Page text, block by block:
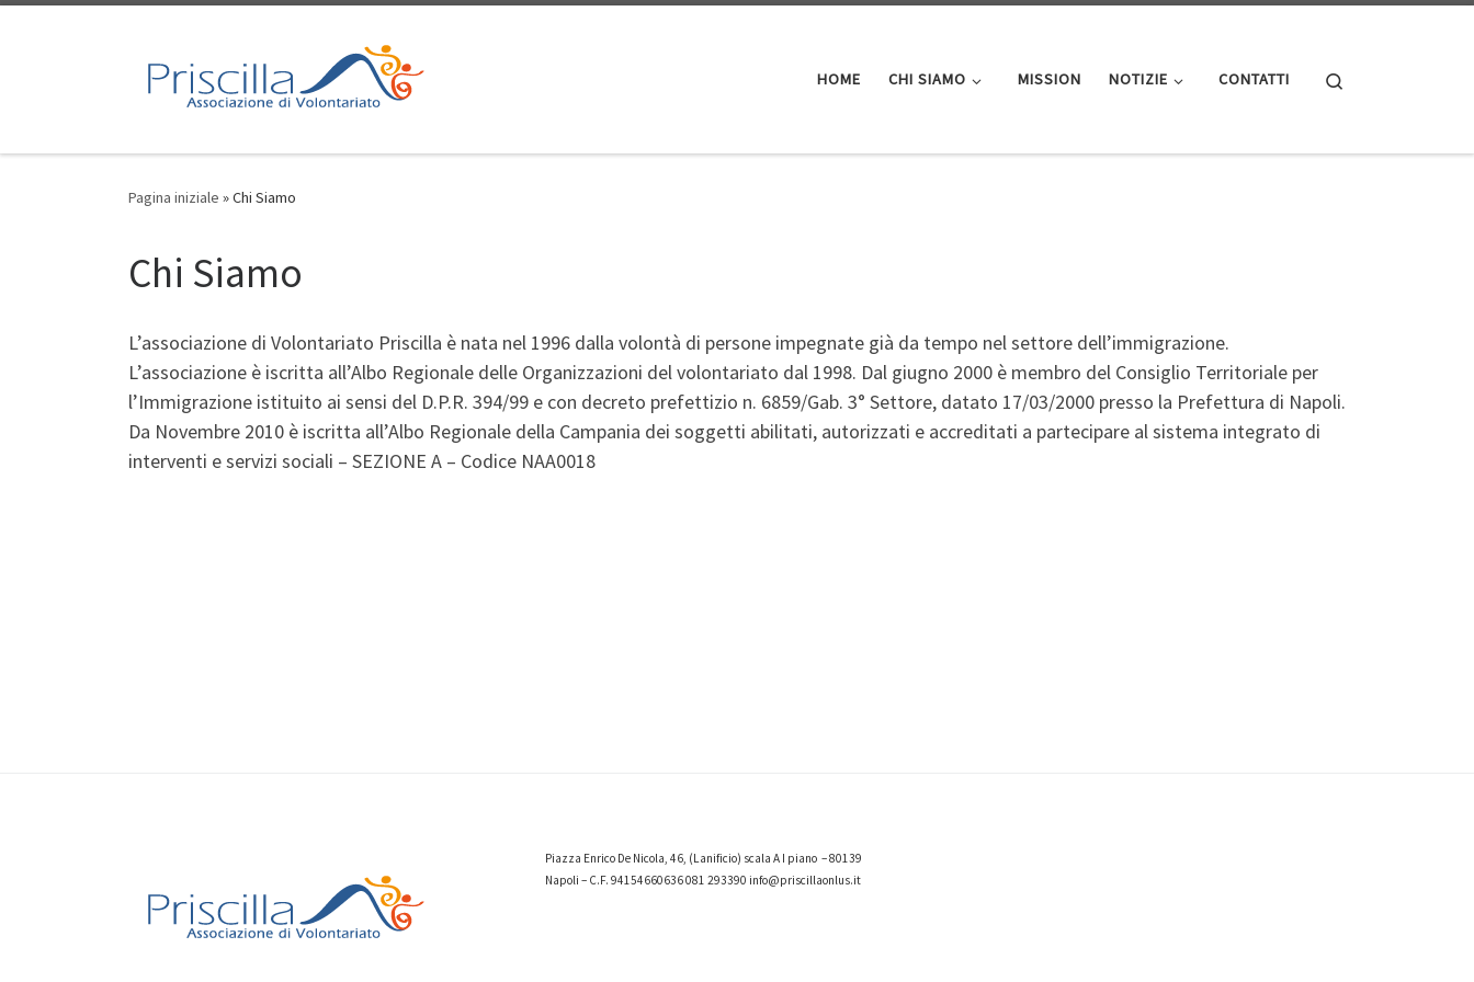
HOME CHI SIAMO MISSION NOTIZIE CONTATTI
Pagina iniziale »Chi Siamo
Chi Siamo
L’associazione di Volontariato Priscilla è nata nel 1996 dalla volontà di persone impegnate già da tempo nel settore dell’immigrazione.
L’associazione è iscritta all’Albo Regionale delle Organizzazioni del volontariato dal 1998. Dal giugno 2000 è membro del Consiglio Territoriale per
l’Immigrazione istituito ai sensi del D.P.R. 394/99 e con decreto prefettizio n. 6859/Gab. 3° Settore, datato 17/03/2000 presso la Prefettura di Napoli.
Da Novembre 2010 è iscritta all’Albo Regionale della Campania dei soggetti abilitati, autorizzati e accreditati a partecipare al sistema integrato di
interventi e servizi sociali – SEZIONE A – Codice NAA0018
Piazza Enrico De Nicola, 46, (Lanificio) scala A I piano – 80139
Napoli – C.F. 94154660636081 293390 info@priscillaonlus.it